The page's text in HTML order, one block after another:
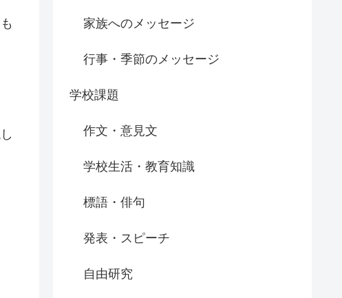
家族へのメッセージ
行事・季節のメッセージ
学校課題
作文・意見文
学校生活・教育知識
標語・俳句
発表・スピーチ
自由研究